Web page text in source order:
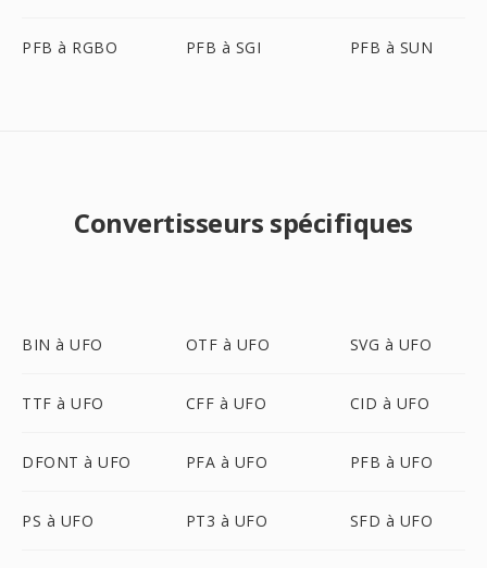
PFB à RGBO PFB à SGI PFB à SUN
Convertisseurs spécifiques
BIN à UFO OTF à UFO SVG à UFO
TTF à UFO CFF à UFO CID à UFO
DFONT à UFO PFA à UFO PFB à UFO
PS à UFO PT3 à UFO SFD à UFO